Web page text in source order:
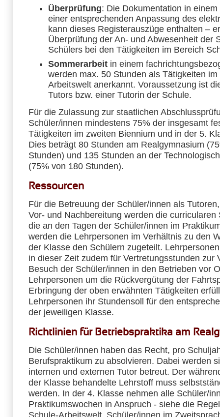
Überprüfung: Die Dokumentation in
einer entsprechenden Anpassung des
kann dieses Registerauszüge enthalten –
Überprüfung der An- und Abwesenheit der
Schülers bei den Tätigkeiten im Bereich
Sommerarbeit in einem
werden max. 50 Stunden als Tätigkeiten
Arbeitswelt anerkannt. Voraussetzung ist
Tutors bzw. einer Tutorin der Schule.
Für die Zulassung zur staatlichen
Schüler/innen mindestens 75% der insgesamt
Tätigkeiten im zweiten Biennium und in der 5.
Dies beträgt 80 Stunden am Realgymnasium
Stunden) und 135 Stunden an der
(75% von 180 Stunden).
Ressourcen
Für die Betreuung der Schüler/innen als
Vor- und Nachbereitung werden die curricularen
die an den Tagen der Schüler/innen im
werden die Lehrpersonen im Verhältnis zu den
der Klasse den Schülern zugeteilt.
in dieser Zeit zudem für Vertretungsstunden zur
Besuch der Schüler/innen in den Betrieben vor
Lehrpersonen um die Rückvergütung der
Erbringung der oben erwähnten Tätigkeiten
Lehrpersonen ihr Stundensoll für den
der jeweiligen Klasse.
Richtlinien für Betriebspraktika am
Die Schüler/innen haben das Recht, pro
Berufspraktikum zu absolvieren. Dabei werden
internen und externen Tutor betreut. Der
der Klasse behandelte Lehrstoff muss
werden. In der 4. Klasse nehmen alle Schüler/
Praktikumswochen in Anspruch - siehe die
Schule-Arbeitswelt. Schüler/innen im